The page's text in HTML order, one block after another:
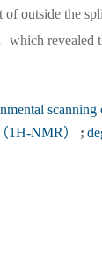
outside the
revealed
1H-NMR） ;